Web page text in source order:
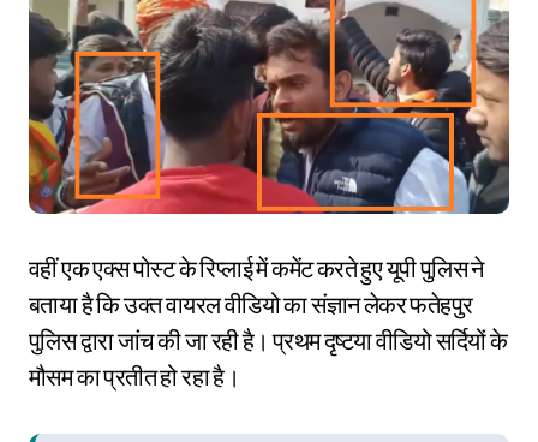
वहीं एक एक्स पोस्ट के रिप्लाई में कमेंट करते हुए यूपी पुलिस ने
बताया है कि उक्त वायरल वीडियो का संज्ञान लेकर फतेहपुर
पुलिस द्वारा जांच की जा रही है। प्रथम दृष्टया वीडियो सर्दियों के
मौसम का प्रतीत हो रहा है।